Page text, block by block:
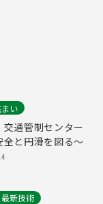
い
交通管制センター
全と円滑を図る～
新技術